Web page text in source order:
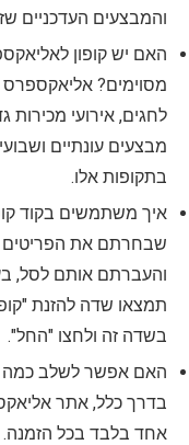
והמבצעים העדכניים
האם יש קופון
מסוימים? אליאקספרס
מבצעים עונתיים
בתקופות אלו.
איך משתמשים בקוד
שבחרתם את
והעברתם אותם לסל,
תמצאו שדה להזנת
בשדה זה ולחצו "החל".
האם אפשר לשלב כמה
בדרך כלל, אתר
אחד בלבד בכל הזמנה.